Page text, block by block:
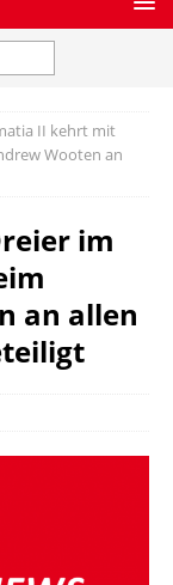
II kehrt mit
Wooten an
im
an allen